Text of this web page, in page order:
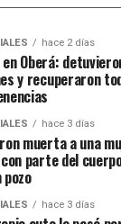
hace 2 días
en Oberá:
y recuperaron
hace 3 días
muerta a una
parte del
pozo
hace 3 días